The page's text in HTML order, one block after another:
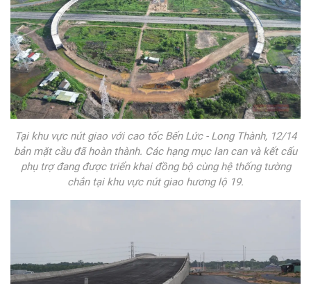
Tại khu vực nút giao với cao tốc Bến Lức - Long Thành, 12/14
bản mặt cầu đã hoàn thành. Các hạng mục lan can và kết cấu
phụ trợ đang được triển khai đồng bộ cùng hệ thống tường
chắn tại khu vực nút giao hương lộ 19.